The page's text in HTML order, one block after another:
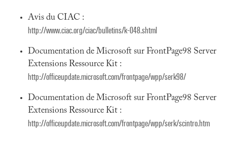
Avis du CIAC :
http://www.ciac.org/ciac/bulletins/k-048.shtml
Documentation de Microsoft sur FrontPage98 Server
Extensions Ressource Kit :
http://officeupdate.microsoft.com/frontpage/wpp/serk98/
Documentation de Microsoft sur FrontPage98 Server
Extensions Ressource Kit :
http://officeupdate.microsoft.com/frontpage/wpp/serk/scintro.htm